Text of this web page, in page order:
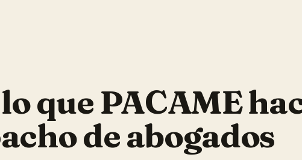
que PACAME
de abogados